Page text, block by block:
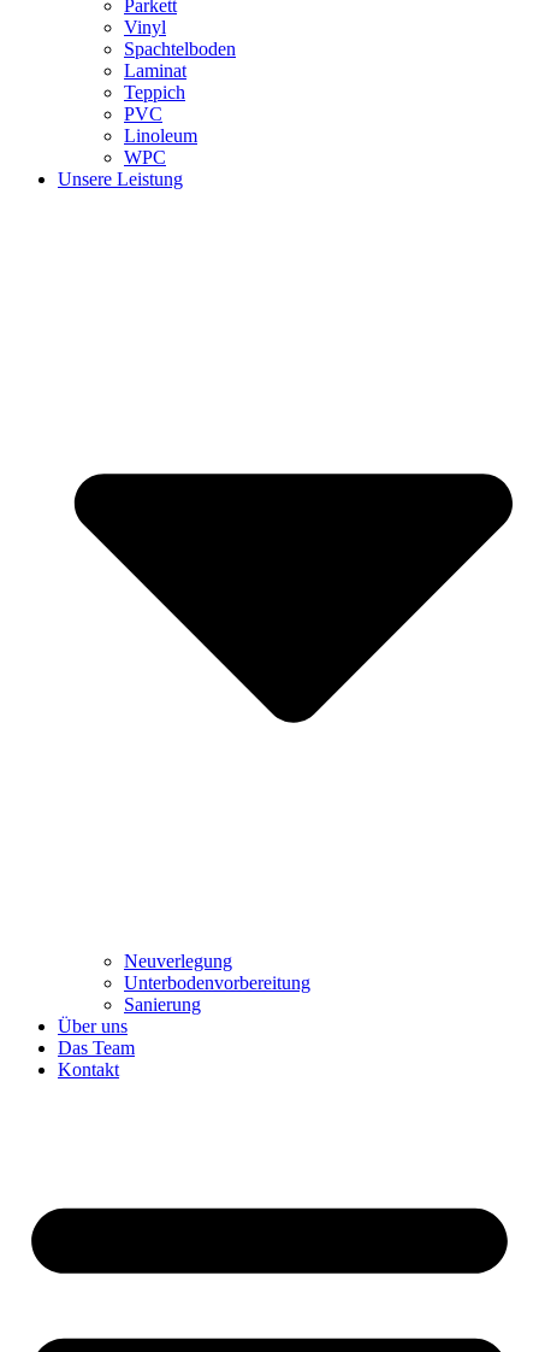
Parkett
Vinyl
Spachtelboden
Laminat
Teppich
PVC
Linoleum
WPC
Unsere Leistung
Neuverlegung
Unterbodenvorbereitung
Sanierung
Über uns
Das Team
Kontakt